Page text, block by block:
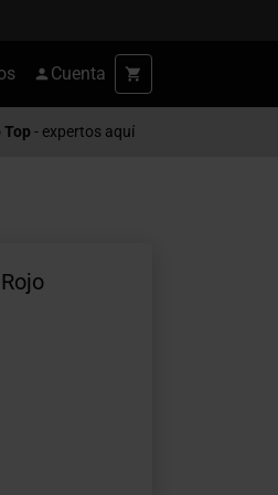
Cuenta
Top - expertos aquí